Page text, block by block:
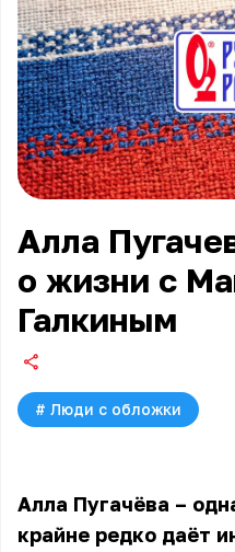
Алла
о жизни с
Галкиным
# Люди с обложки
Алла Пугачёва –
крайне редко даёт